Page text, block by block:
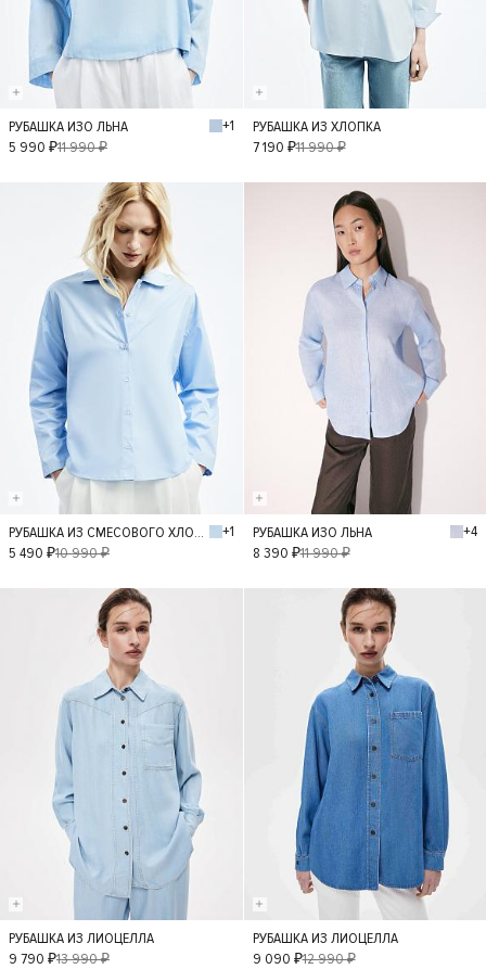
XS S
РУБАШКА ИЗО ЛЬНА
+1
5 990 ₽11 990 ₽ XS S
РУБАШКА ИЗ ХЛОПКА
7 190 ₽11 990 ₽
XS S
РУБАШКА ИЗ СМЕСОВОГО ХЛОПКА
+1
5 490 ₽10 990 ₽ XS S
L
РУБАШКА ИЗО ЛЬНА
+4
8 390 ₽11 990 ₽
XS S
РУБАШКА ИЗ ЛИОЦЕЛЛА
9 790 ₽13 990 ₽ S M
РУБАШКА ИЗ ЛИОЦЕЛЛА
9 090 ₽12 990 ₽